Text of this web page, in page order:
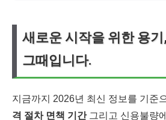
새로운 시작을 위한 용
그때입니다.
지금까지 2026년 최신 정보를 기준
격 절차 면책 기간그리고 신용불량